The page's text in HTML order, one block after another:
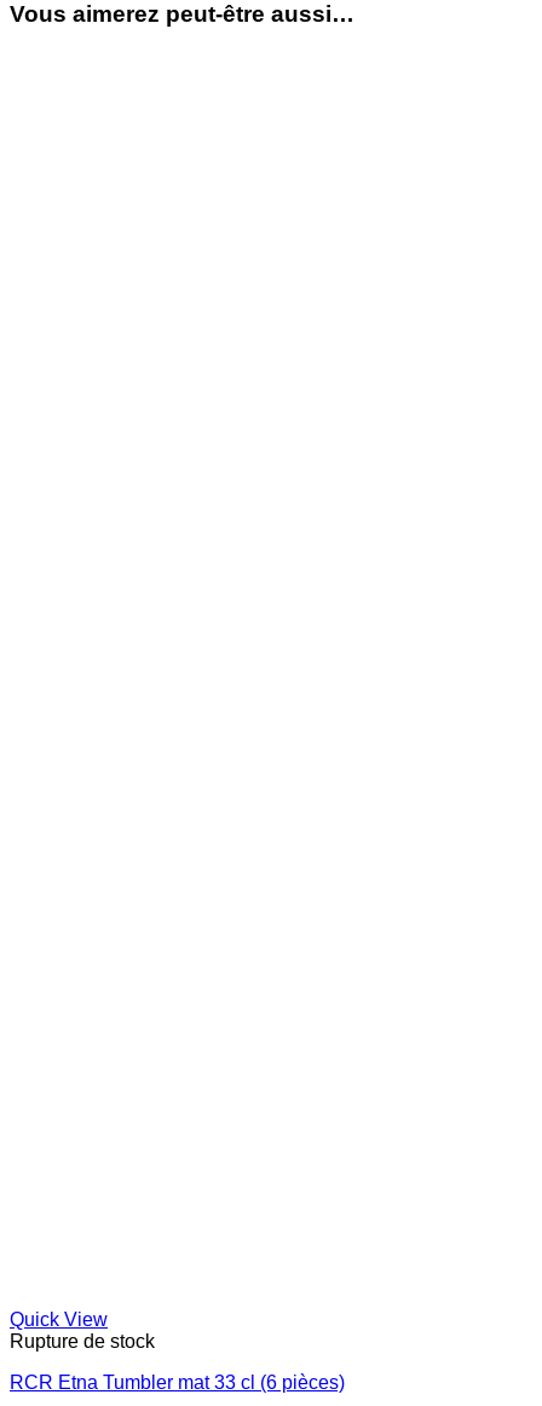
Vous aimerez peut-être aussi…
Quick View
Rupture de stock
RCR Etna Tumbler mat 33 cl (6 pièces)